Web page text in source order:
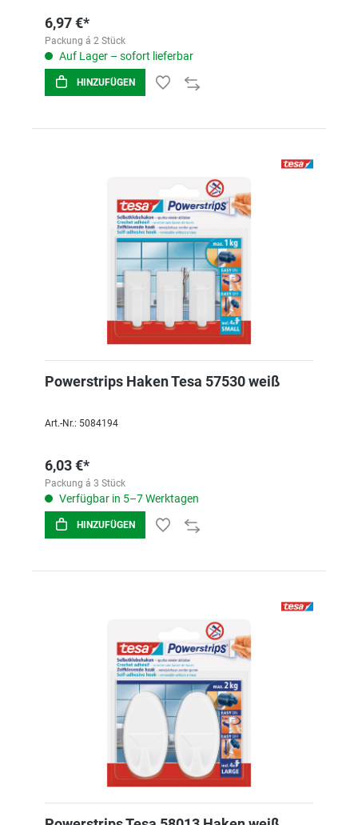
6,97 €*
Packung á 2 Stück
Auf Lager – sofort lieferbar
HINZUFÜGEN
Powerstrips Haken Tesa 57530 weiß
Art.-Nr.: 5084194
6,03 €*
Packung á 3 Stück
Verfügbar in 5–7 Werktagen
HINZUFÜGEN